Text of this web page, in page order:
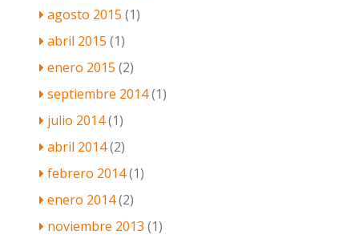
agosto 2015 (1)
abril 2015 (1)
enero 2015 (2)
septiembre 2014(1)
julio 2014(1)
abril 2014(2)
febrero 2014(1)
enero 2014(2)
noviembre 2013 (1)